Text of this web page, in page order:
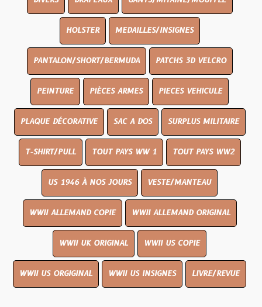
HOLSTER MEDAILLES/INSIGNES
PANTALON/SHORT/BERMUDA PATCHS 3D VELCRO
PEINTURE PIÈCES ARMES PIECES VEHICULE
PLAQUE DÉCORATIVE SAC A DOS SURPLUS MILITAIRE
T-SHIRT/PULL TOUT PAYS WW 1 TOUT PAYS WW2
US 1946 À NOS JOURS VESTE/MANTEAU
WWII ALLEMAND COPIE WWII ALLEMAND ORIGINAL
WWII UK ORIGINAL WWII US COPIE
WWII US ORGIGINAL WWII US INSIGNES LIVRE/REVUE